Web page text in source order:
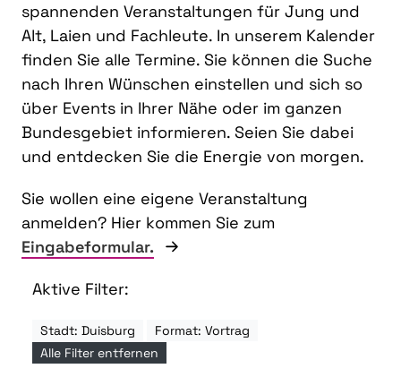
spannenden Veranstaltungen für Jung und
Alt, Laien und Fachleute. In unserem Kalender
finden Sie alle Termine. Sie können die Suche
nach Ihren Wünschen einstellen und sich so
über Events in Ihrer Nähe oder im ganzen
Bundesgebiet informieren. Seien Sie dabei
und entdecken Sie die Energie von morgen.
Sie wollen eine eigene Veranstaltung
anmelden? Hier kommen Sie zum
Eingabeformular.
Aktive Filter:
Stadt: Duisburg
Format: Vortrag
Alle Filter entfernen